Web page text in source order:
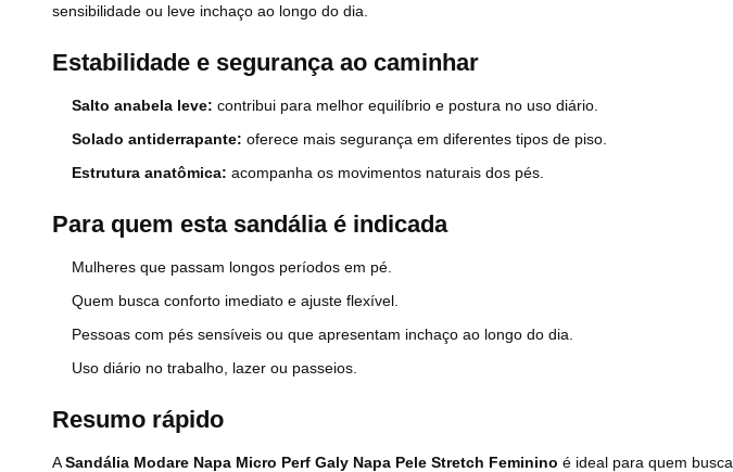
sensibilidade ou leve inchaço ao longo do dia.
Estabilidade e segurança ao caminhar
Salto anabela leve: contribui para melhor equilíbrio e postura no uso diário.
Solado antiderrapante: oferece mais segurança em diferentes tipos de piso.
Estrutura anatômica: acompanha os movimentos naturais dos pés.
Para quem esta sandália é indicada
Mulheres que passam longos períodos em pé.
Quem busca conforto imediato e ajuste flexível.
Pessoas com pés sensíveis ou que apresentam inchaço ao longo do dia.
Uso diário no trabalho, lazer ou passeios.
Resumo rápido
ASandália Modare Napa Micro Perf Galy Napa Pele Stretch Feminino é ideal para quem busca